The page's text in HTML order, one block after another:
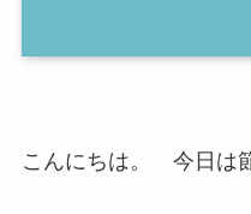
こんにちは。 今日は